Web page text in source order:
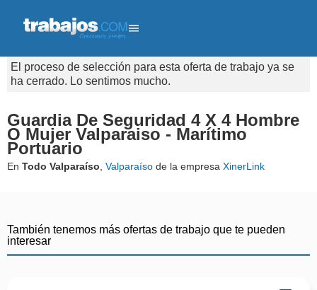
El proceso de selección para esta oferta de trabajo ya se
ha cerrado. Lo sentimos mucho.
Guardia De Seguridad 4 X 4 Hombre
O Mujer Valparaiso - Marítimo
Portuario
En Todo Valparaíso Valparaíso de la empresa XinerLink
También tenemos más ofertas de trabajo que te pueden
interesar